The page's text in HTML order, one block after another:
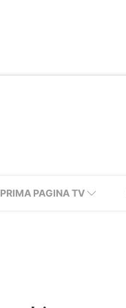
PRIMA PAGINA TV